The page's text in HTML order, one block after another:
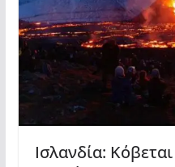
Ισλανδία: